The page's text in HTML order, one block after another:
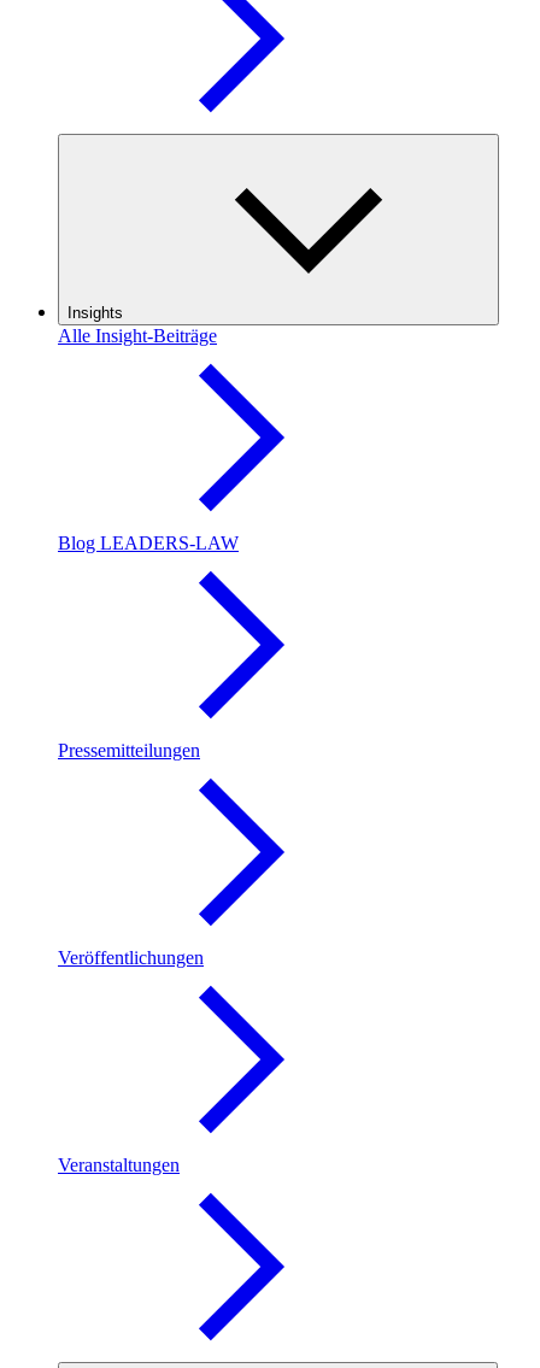
Insights
Alle Insight-Beiträge
Blog LEADERS-LAW
Pressemitteilungen
Veröffentlichungen
Veranstaltungen